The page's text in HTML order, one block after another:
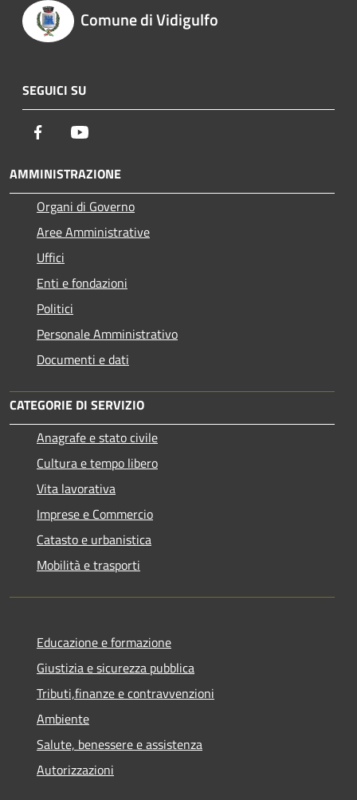
Comune di Vidigulfo
SEGUICI SU
Facebook
AMMINISTRAZIONE
Organi di Governo
Aree Amministrative
Uffici
Enti e fondazioni
Politici
Personale Amministrativo
Documenti e dati
CATEGORIE DI SERVIZIO
Anagrafe e stato civile
Cultura e tempo libero
Vita lavorativa
Imprese e Commercio
Catasto e urbanistica
Mobilità e trasporti
Educazione e formazione
Giustizia e sicurezza pubblica
Tributi,finanze e contravvenzioni
Ambiente
Salute, benessere e assistenza
Autorizzazioni